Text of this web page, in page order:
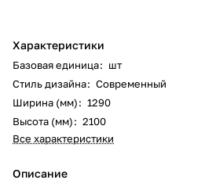
Характеристики
Базовая единица: шт
Стиль дизайна: Современный
Ширина (мм): 1290
Высота (мм): 2100
Все характеристики
Описание